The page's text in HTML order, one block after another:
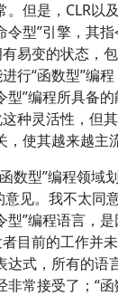
但是，CLR以
令型”引擎，其
易变的状态，
行“函数型”编
”编程所具备的
种灵活性，但
使其越来越主
数型”编程领域
见。我不太同
型”编程语言，
目前的工作并
达式，所有的语
常接受了；“